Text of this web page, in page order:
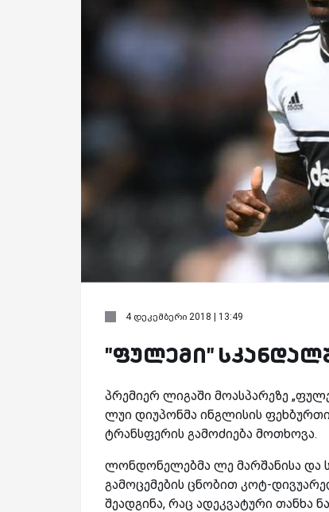
4 დეკემბერი 2018 | 13:49
"ფულემი"
პრემიერ ლიგაში მოასპარეზე
ლუი დიუპონმა ინგლისის
ტრანსფერის გამოძიება მოთხოვა.
ლონდონელებმა ლე მარშანისა და
გამოცემების ცნობით კოტ-
შეადგინა, რაც ადეკვატური თანხა